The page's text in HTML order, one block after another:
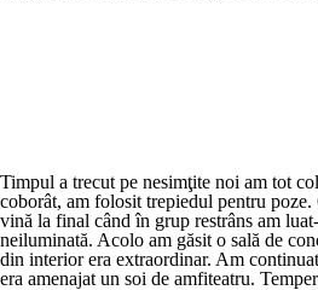
Timpul a trecut pe nesimţite noi am tot
coborât, am folosit trepiedul pentru poze.
vină la final când în grup restrâns am
neiluminată. Acolo am găsit o sală de
din interior era extraordinar. Am
era amenajat un soi de amfiteatru.